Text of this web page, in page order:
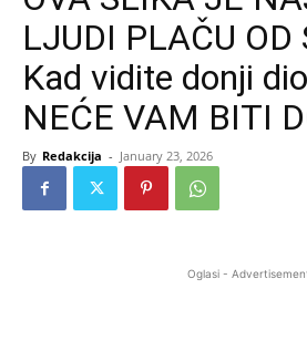
LJUDI PLAČU
Kad vidite donji
NEĆE VAM BITI
By Redakcija - January 23, 2026
Oglasi -